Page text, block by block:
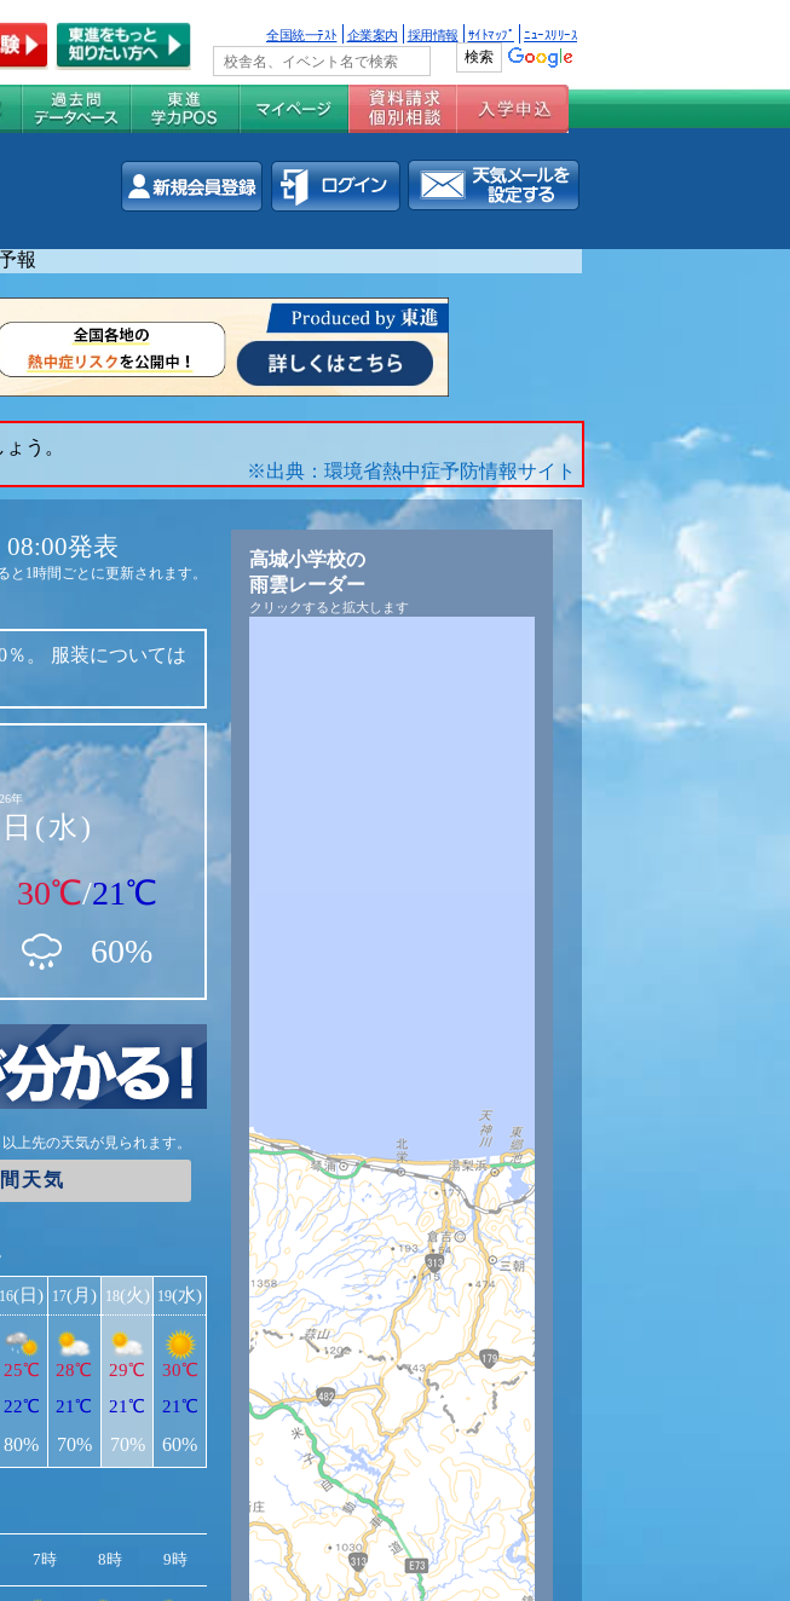
全国統一ﾃｽﾄ 企業案内 採用情報 ｻｲﾄﾏｯﾌﾟ ﾆｭｰｽﾘﾘｰｽ
報
う。
※出典：環境省熱中症予防情報サイト
08:00発表
と1時間ごとに更新されます。
％。
服装については
年
(水)
30℃/21℃
60%
上先の天気が見られます。
天気
16(日)
25℃
22℃
80%
17(月)
28℃
21℃
70%
18(火)
29℃
21℃
70%
19(水)
30℃
21℃
60%
7時 8時 9時 10時 11時 12時 13時 14時
高城小学校の
雨雲レーダー
クリックすると拡大します